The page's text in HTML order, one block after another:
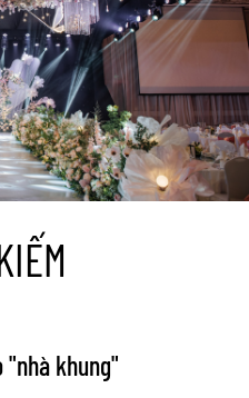
"nhà khung"